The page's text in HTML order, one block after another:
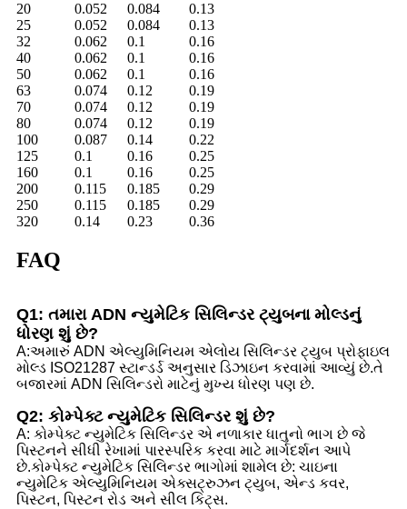
20
0.052 0.084
0.13
25
0.052 0.084
0.13
32
0.062 0.1
0.16
40
0.062 0.1
0.16
50
0.062 0.1
0.16
63
0.074 0.12
0.19
70
0.074 0.12
0.19
80
0.074 0.12
0.19
100
0.087 0.14
0.22
125
0.1 0.16
0.25
160
0.1 0.16
0.25
200
0.115 0.185
0.29
250
0.115 0.185
0.29
320
0.14 0.23 0.36
FAQ
Q1: તમારા ADN ન્યુમેટિક સિલિન્ડર ટ્યુબના મોલ્ડનું
ધોરણ શું છે?
A:અમારું ADN એલ્યુમિનિયમ એલોય સિલિન્ડર ટ્યુબ પ્રોફાઇલ
મોલ્ડ ISO21287 સ્ટાન્ડર્ડ અનુસાર ડિઝાઇન કરવામાં આવ્યું છે.તે
બજારમાં ADN સિલિન્ડરો માટેનું મુખ્ય ધોરણ પણ છે.
Q2: કોમ્પેક્ટ ન્યુમેટિક સિલિન્ડર શું છે?
A: કોમ્પેક્ટ ન્યુમેટિક સિલિન્ડર એ નળાકાર ધાતુનો ભાગ છે જે
પિસ્ટનને સીધી રેખામાં પારસ્પરિક કરવા માટે માર્ગદર્શન આપે
છે.કોમ્પેક્ટ ન્યુમેટિક સિલિન્ડર ભાગોમાં શામેલ છે: ચાઇના
ન્યુમેટિક એલ્યુમિનિયમ એક્સટ્રુઝન ટ્યુબ, એન્ડ કવર,
પિસ્ટન, પિસ્ટન રોડ અને સીલ કિટ્સ.